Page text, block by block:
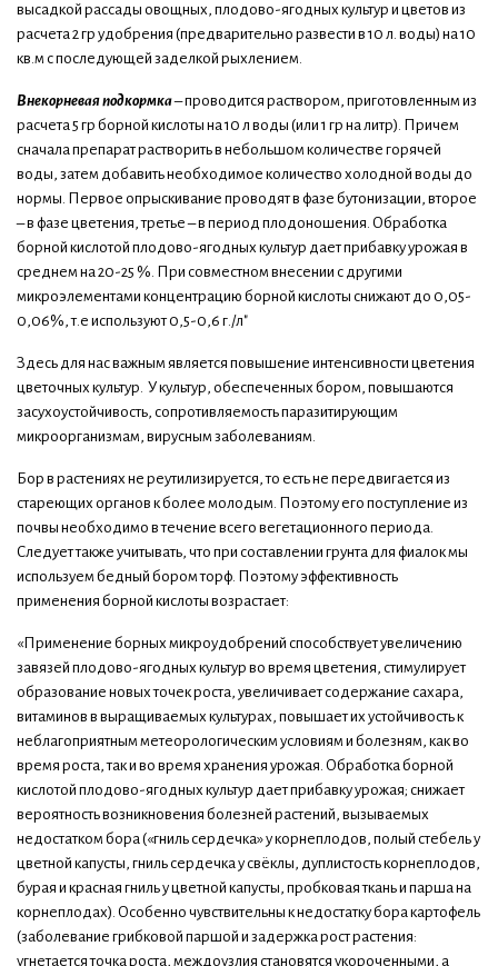
высадкой рассады овощных, плодово-ягодных культур и цветов из
расчета 2 гр удобрения (предварительно развести в 10 л. воды) на 10
кв.м с последующей заделкой рыхлением.
Внекорневая подкормка– проводится раствором, приготовленным из
расчета 5 гр борной кислоты на 10 л воды (или 1 гр на литр). Причем
сначала препарат растворить в небольшом количестве горячей
воды, затем добавить необходимое количество холодной воды до
нормы. Первое опрыскивание проводят в фазе бутонизации, второе
– в фазе цветения, третье – в период плодоношения. Обработка
борной кислотой плодово-ягодных культур дает прибавку урожая в
среднем на 20-25 %. При совместном внесении с другими
микроэлементами концентрацию борной кислоты снижают до 0,05-
0,06%, т.е используют 0,5-0,6 г./л"
Здесь для нас важным является повышение интенсивности цветения
цветочных культур. У культур, обеспеченных бором, повышаются
засухоустойчивость, сопротивляемость паразитирующим
микроорганизмам, вирусным заболеваниям.
Бор в растениях не реутилизируется, то есть не передвигается из
стареющих органов к более молодым. Поэтому его поступление из
почвы необходимо в течение всего вегетационного периода.
Следует также учитывать, что при составлении грунта для фиалок мы
используем бедный бором торф. Поэтому эффективность
применения борной кислоты возрастает:
«Применение борных микроудобрений способствует увеличению
завязей плодово-ягодных культур во время цветения, стимулирует
образование новых точек роста, увеличивает содержание сахара,
витаминов в выращиваемых культурах, повышает их устойчивость к
неблагоприятным метеорологическим условиям и болезням, как во
время роста, так и во время хранения урожая. Обработка борной
кислотой плодово-ягодных культур дает прибавку урожая; снижает
вероятность возникновения болезней растений, вызываемых
недостатком бора («гниль сердечка» у корнеплодов, полый стебель у
цветной капусты, гниль сердечка у свёклы, дуплистость корнеплодов,
бурая и красная гниль у цветной капусты, пробковая ткань и парша на
корнеплодах). Особенно чувствительны к недостатку бора картофель
(заболевание грибковой паршой и задержка рост растения:
угнетается точка роста, междоузлия становятся укороченными, а